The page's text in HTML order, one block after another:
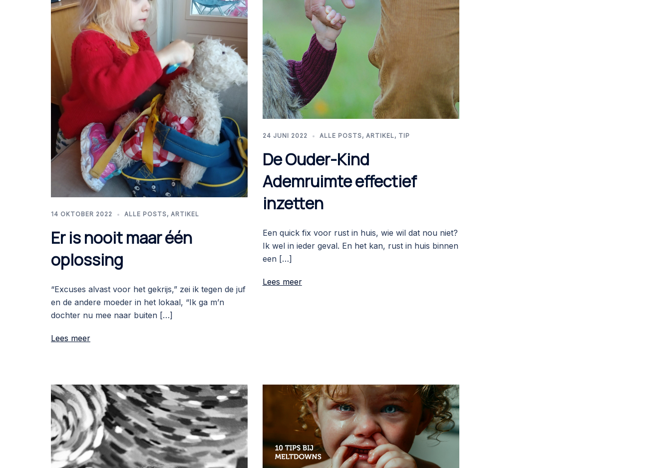
14 OKTOBER 2022 ALLE POSTS, ARTIKEL
Er is nooit maar één
oplossing
“Excuses alvast voor het gekrijs,” zei ik tegen de juf
en de andere moeder in het lokaal, “Ik ga m’n
dochter nu mee naar buiten […]
Lees meer
24 JUNI 2022 ALLE POSTS, ARTIKEL, TIP
De Ouder-Kind
Ademruimte effectief
inzetten
Een quick fix voor rust in huis, wie wil dat nou niet?
Ik wel in ieder geval. En het kan, rust in huis binnen
een […]
Lees meer